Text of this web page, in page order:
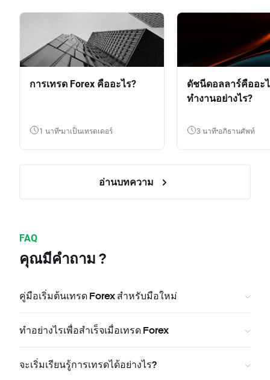
การเทรด Forex คืออะไร?
1 นาที มาเป็นเทรดเดอร์
ดัชนีดอลลาร์คืออะ
ทำงานอย่างไร?
3 นาที อภิธานศัพท์
อ่านบทความ
FAQ
คุณมีคำถาม ?
คู่มือเริ่มต้นเทรด Forex สำหรับมือใหม่
ทำอย่างไรเพื่อสำเร็จเมื่อเทรด Forex
จะเริ่มเรียนรู้การเทรดได้อย่างไร?